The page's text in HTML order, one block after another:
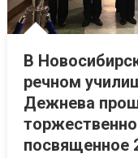
В
речном
Дежнева
посвященное